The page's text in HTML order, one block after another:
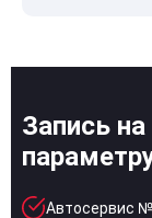
Запись на
Автосервис